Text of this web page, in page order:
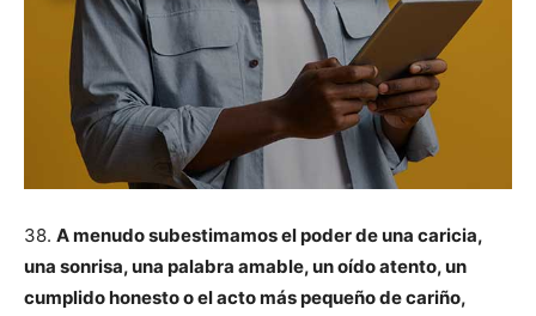
38. A menudo subestimamos el poder de una caricia,
una sonrisa, una palabra amable, un oído atento, un
cumplido honesto o el acto más pequeño de cariño,